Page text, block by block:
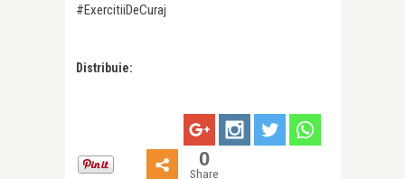
#ExercitiiDeCuraj
Distribuie:
0
Share